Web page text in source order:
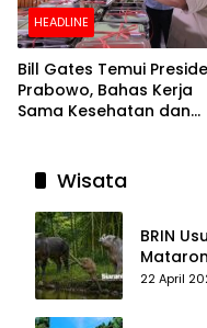
HEADLINE
Bill Gates Temui
Prabowo, Bahas Kerja
Sama Kesehatan dan
Wisata
BRIN
22 April